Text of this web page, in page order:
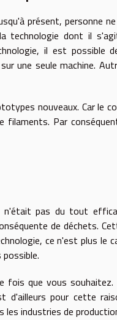
présent, personne
technologie dont il
il est possible
une seule machine.
nouveaux. Car le
filaments. Par
pas du tout
de déchets.
ce n'est plus le
que vous souhaitez.
d'ailleurs pour cette
les industries de